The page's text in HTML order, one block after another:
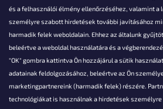
és a felhasználói élmény ellenőrzéséhez, valamint a
személyre szabott hirdetések további javításához
harmadik felek weboldalain. Ehhez az általunk
beleértve a weboldal használatára és a
"OK" gombra kattintva Ön hozzájárul a sütik
adatainak feldolgozásához, beleértve az Ön
marketingpartnereink (harmadik felek) részére.
technológiákat is használnak a hirdetések
Akarsz kérdezni valamit?
info@falanzo.hu